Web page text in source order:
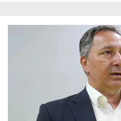
6698 sayılı Kişisel Verilerin
hazırlanmış Aydınlatma
ilgili mevzuata uygun olarak
tıklayınız